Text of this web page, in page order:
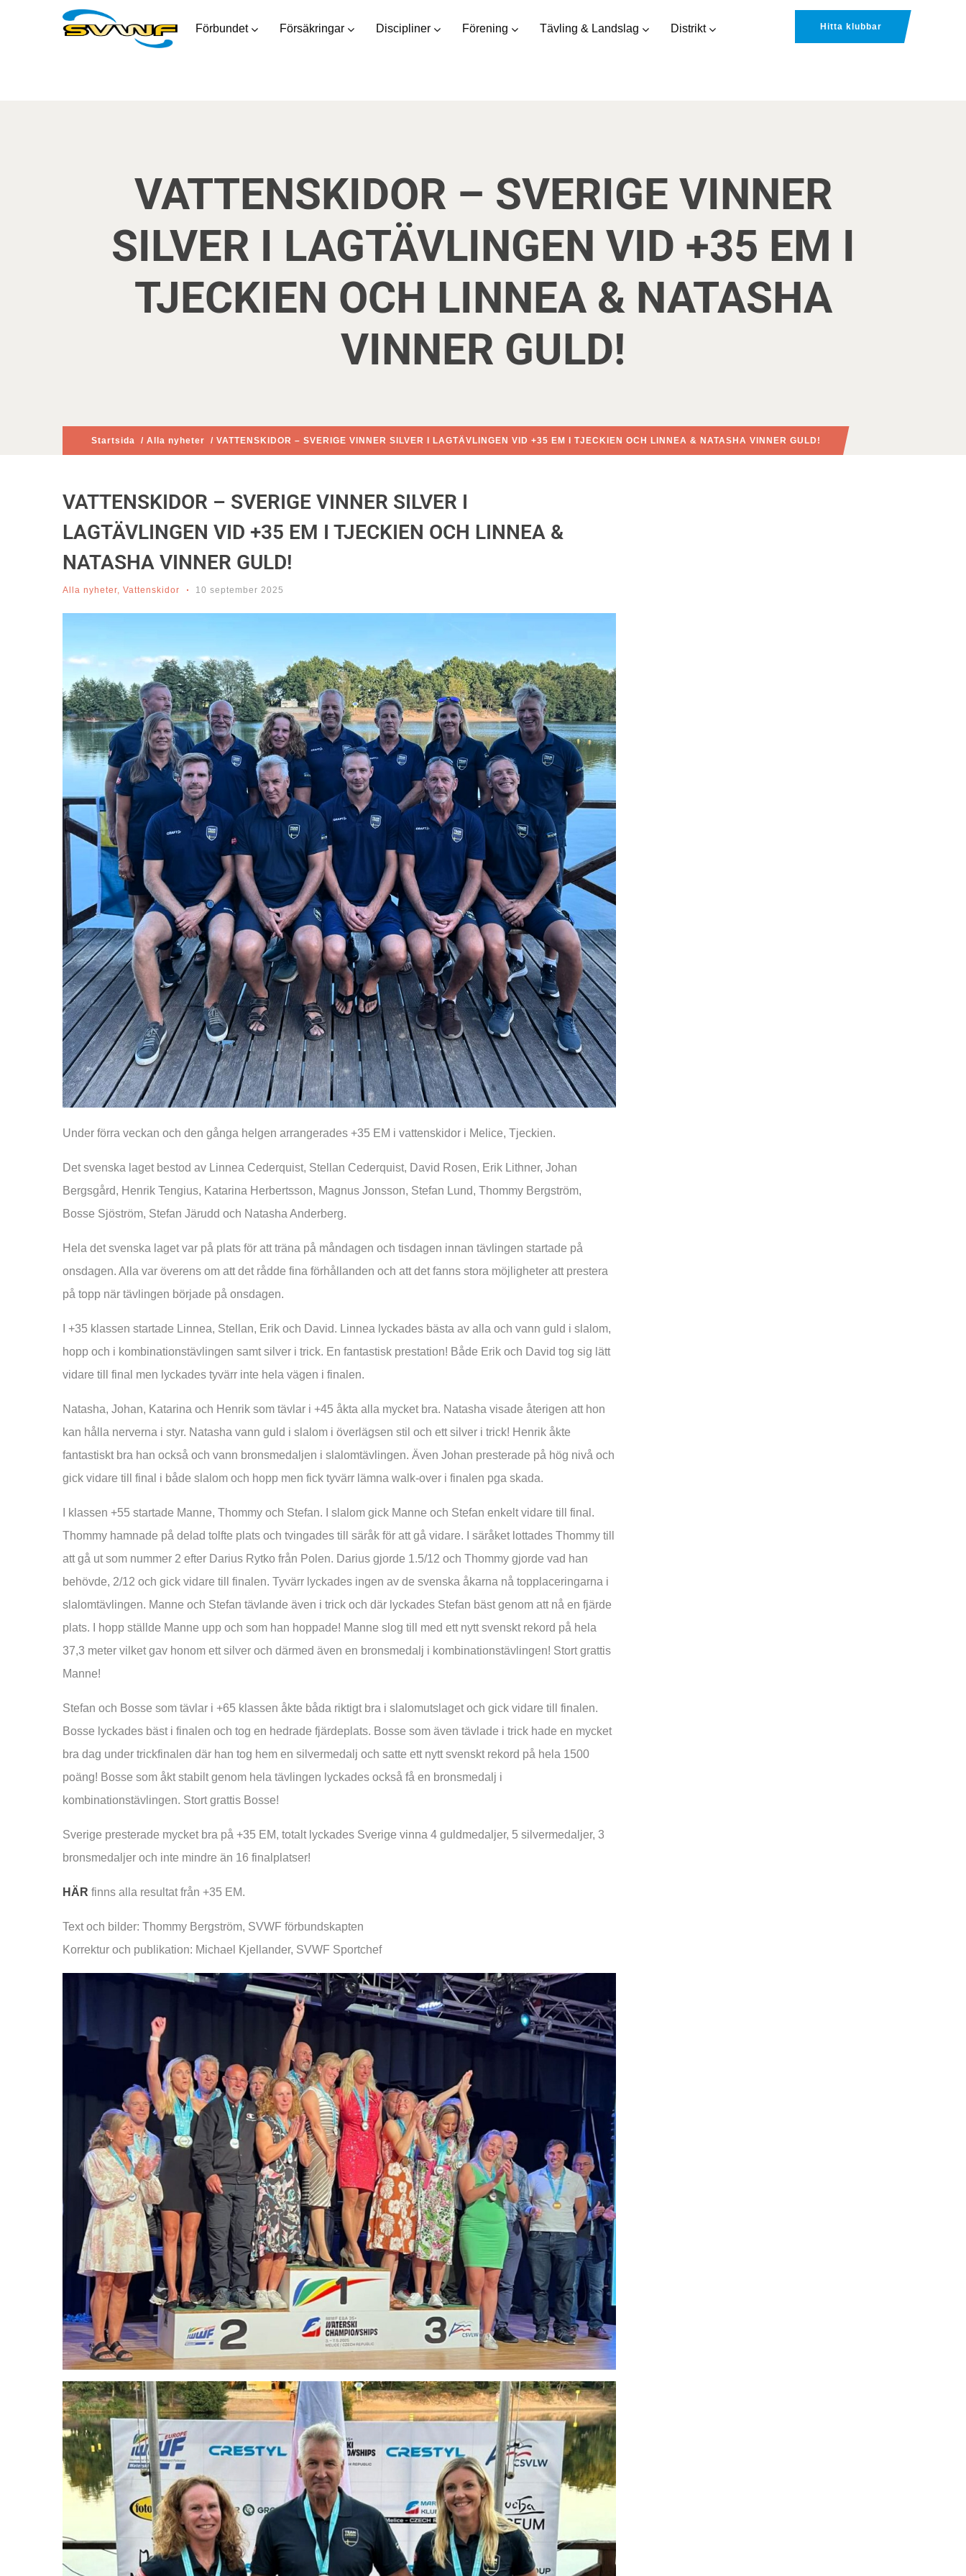
Förbundet Försäkringar Discipliner Förening Tävling & Landslag Distrikt Hitta klubbar
VATTENSKIDOR – SVERIGE VINNER
SILVER I LAGTÄVLINGEN VID +35 EM I
TJECKIEN OCH LINNEA & NATASHA
VINNER GULD!
Startsida / Alla nyheter / VATTENSKIDOR – SVERIGE VINNER SILVER I LAGTÄVLINGEN VID +35 EM I TJECKIEN OCH LINNEA & NATASHA VINNER GULD!
VATTENSKIDOR – SVERIGE VINNER SILVER I
LAGTÄVLINGEN VID +35 EM I TJECKIEN OCH LINNEA &
NATASHA VINNER GULD!
Alla nyheter, Vattenskidor 10 september 2025
Under förra veckan och den gånga helgen arrangerades +35 EM i vattenskidor i Melice, Tjeckien.
Det svenska laget bestod av Linnea Cederquist, Stellan Cederquist, David Rosen, Erik Lithner, Johan
Bergsgård, Henrik Tengius, Katarina Herbertsson, Magnus Jonsson, Stefan Lund, Thommy Bergström,
Bosse Sjöström, Stefan Järudd och Natasha Anderberg.
Hela det svenska laget var på plats för att träna på måndagen och tisdagen innan tävlingen startade på
onsdagen. Alla var överens om att det rådde fina förhållanden och att det fanns stora möjligheter att prestera
på topp när tävlingen började på onsdagen.
I +35 klassen startade Linnea, Stellan, Erik och David. Linnea lyckades bästa av alla och vann guld i slalom,
hopp och i kombinationstävlingen samt silver i trick. En fantastisk prestation! Både Erik och David tog sig lätt
vidare till final men lyckades tyvärr inte hela vägen i finalen.
Natasha, Johan, Katarina och Henrik som tävlar i +45 åkta alla mycket bra. Natasha visade återigen att hon
kan hålla nerverna i styr. Natasha vann guld i slalom i överlägsen stil och ett silver i trick! Henrik åkte
fantastiskt bra han också och vann bronsmedaljen i slalomtävlingen. Även Johan presterade på hög nivå och
gick vidare till final i både slalom och hopp men fick tyvärr lämna walk-over i finalen pga skada.
I klassen +55 startade Manne, Thommy och Stefan. I slalom gick Manne och Stefan enkelt vidare till final.
Thommy hamnade på delad tolfte plats och tvingades till säråk för att gå vidare. I säråket lottades Thommy till
att gå ut som nummer 2 efter Darius Rytko från Polen. Darius gjorde 1.5/12 och Thommy gjorde vad han
behövde, 2/12 och gick vidare till finalen. Tyvärr lyckades ingen av de svenska åkarna nå topplaceringarna i
slalomtävlingen. Manne och Stefan tävlande även i trick och där lyckades Stefan bäst genom att nå en fjärde
plats. I hopp ställde Manne upp och som han hoppade! Manne slog till med ett nytt svenskt rekord på hela
37,3 meter vilket gav honom ett silver och därmed även en bronsmedalj i kombinationstävlingen! Stort grattis
Manne!
Stefan och Bosse som tävlar i +65 klassen åkte båda riktigt bra i slalomutslaget och gick vidare till finalen.
Bosse lyckades bäst i finalen och tog en hedrade fjärdeplats. Bosse som även tävlade i trick hade en mycket
bra dag under trickfinalen där han tog hem en silvermedalj och satte ett nytt svenskt rekord på hela 1500
poäng! Bosse som åkt stabilt genom hela tävlingen lyckades också få en bronsmedalj i
kombinationstävlingen. Stort grattis Bosse!
Sverige presterade mycket bra på +35 EM, totalt lyckades Sverige vinna 4 guldmedaljer, 5 silvermedaljer, 3
bronsmedaljer och inte mindre än 16 finalplatser!
HÄR finns alla resultat från +35 EM.
Text och bilder: Thommy Bergström, SVWF förbundskapten
Korrektur och publikation: Michael Kjellander, SVWF Sportchef